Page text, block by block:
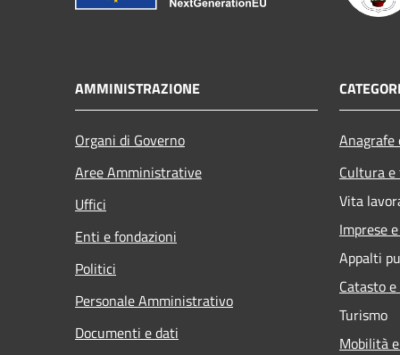
AMMINISTRAZIONE
Organi di Governo
Aree Amministrative
Uffici
Enti e fondazioni
Politici
Personale Amministrativo
Documenti e dati
Cultura
Vita
Imprese
Appalti
Catasto
Turismo
Mobilità